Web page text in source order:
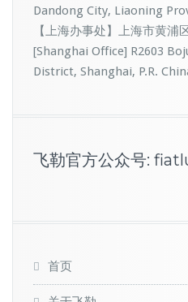
Dandong City, Liaoning
【上海办事处】上海市黄浦
[Shanghai Office] R2603
District, Shanghai, P.R.
飞勒官方公众号:
首页